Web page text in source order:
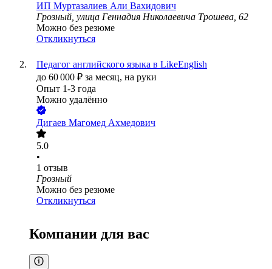
ИП Муртазалиев Али Вахидович
Грозный, улица Геннадия Николаевича Трошева, 62
Можно без резюме
Откликнуться
Педагог английского языка в LikeEnglish
до 60 000 ₽ за месяц, на руки
Опыт 1-3 года
Можно удалённо
Дигаев Магомед Ахмедович
5.0
•
1 отзыв
Грозный
Можно без резюме
Откликнуться
Компании для вас